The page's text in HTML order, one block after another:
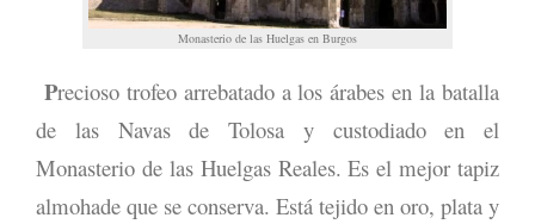
Monasterio de las Huelgas en Burgos
Precioso trofeo arrebatado a los árabes en la batalla
de las Navas de Tolosa y custodiado en el
Monasterio de las Huelgas Reales. Es el mejor tapiz
almohade que se conserva. Está tejido en oro, plata y